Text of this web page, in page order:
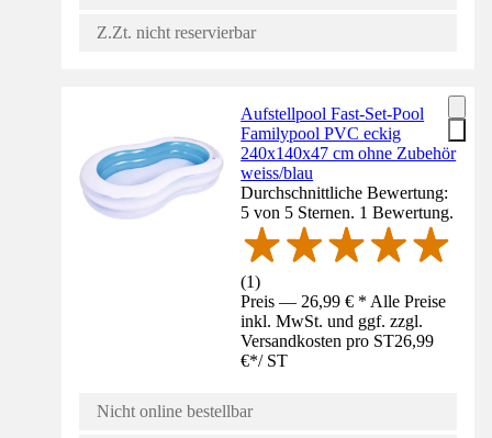
Z.Zt. nicht reservierbar
Aufstellpool Fast-Set-Pool
Familypool PVC eckig
240x140x47 cm ohne Zubehör
weiss/blau
Durchschnittliche Bewertung:
5 von 5 Sternen. 1 Bewertung.
(1)
Preis — 26,99 € * Alle Preise
inkl. MwSt. und ggf. zzgl.
Versandkosten pro ST26,99
€*/ ST
Nicht online bestellbar